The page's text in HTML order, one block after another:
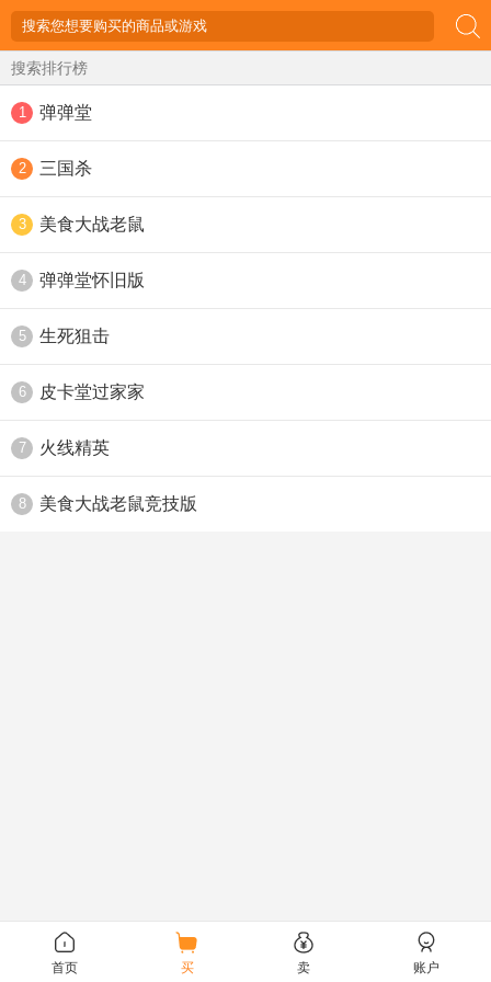
搜索排行榜
1 弹弹堂
2 三国杀
3 美食大战老鼠
4 弹弹堂怀旧版
5 生死狙击
6 皮卡堂过家家
7 火线精英
8 美食大战老鼠竞技版
首页 买 卖 账户